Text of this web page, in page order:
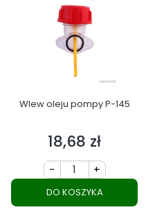
Wlew oleju pompy P-145
Cena
18,68 zł
- +
DO KOSZYKA